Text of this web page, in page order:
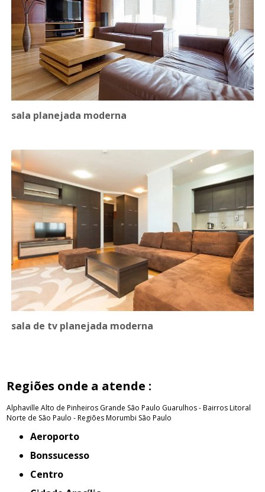
sala planejada moderna
sala de tv planejada moderna
Regiões onde a atende :
Alphaville Alto de Pinheiros Grande São Paulo Guarulhos - BairrosLitoral
Norte de São Paulo - RegiõesMorumbi São Paulo
Aeroporto
Bonssucesso
Centro